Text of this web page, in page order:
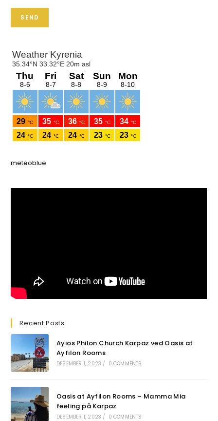
SEND
meteoblue
Recent Posts
Ayios Philon Church Karpaz ved Oasis at
Ayfilon Rooms
DESEMBER 1, 2023 / 0 COMMENTS
Oasis at Ayfilon Rooms – Mamma Mia
feeling på Karpaz
DESEMBER 1, 2023 / 0 COMMENTS